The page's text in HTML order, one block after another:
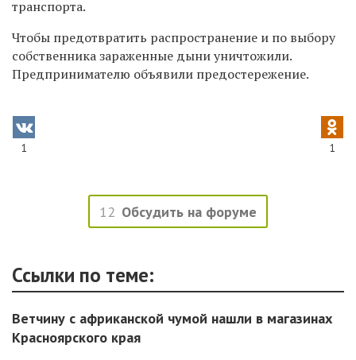
транспорта.
Чтобы предотвратить распространение и по выбору
собственника зараженные дыни уничтожили.
Предпринимателю объявили предостережение.
1 1
12 Обсудить на форуме
Ссылки по теме:
Ветчину с африканской чумой нашли в магазинах
Красноярского края